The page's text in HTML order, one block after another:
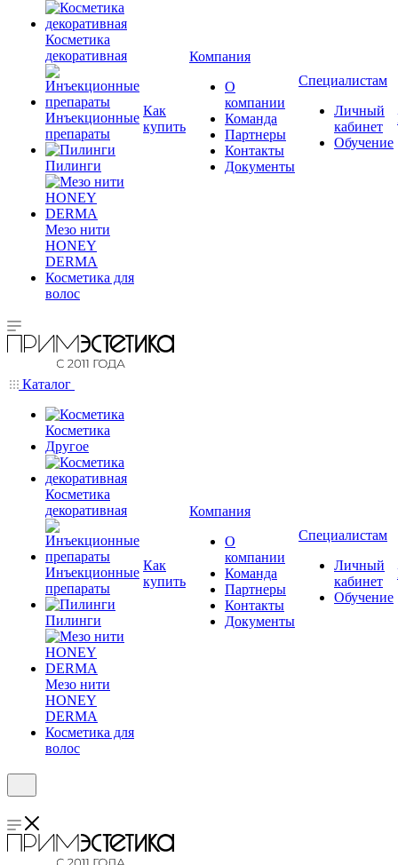
Косметика
декоративная
Инъекционные
препараты
Пилинги
Мезо нити
HONEY
DERMA
Косметика для
волос
Как
купить
Компания
О
компании
Команда
Партнеры
Контакты
Документы
Специалистам
Личный
кабинет
Обучение
Каталог
Косметика
Другое
Косметика
декоративная
Инъекционные
препараты
Пилинги
Мезо нити
HONEY
DERMA
Косметика для
волос
Как
купить
Компания
О
компании
Команда
Партнеры
Контакты
Документы
Специалистам
Личный
кабинет
Обучение